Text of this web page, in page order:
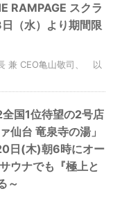
RAMPAGE スクラ
（水）より期間限
兼 CEO亀山敬司、 以
国1位待望の2号店
仙台 竜泉寺の湯」
日(木)朝6時にオー
ウナでも『極上と
～